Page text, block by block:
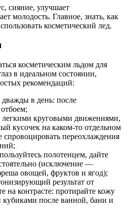
сияние, улучшает
молодость. Главное, знать, как
косметический лед.
косметическим льдом для
в идеальном состоянии,
рекомендаций:
дважды в день: после
легкими круговыми движениями,
кусочек на каком-то отдельном
спровоцировать переохлаждения
полотенцем, дайте
(исключение —
овощей, фруктов и ягод);
результат от
на контрасте: протирайте кожу
кубиками после ванной, бани и